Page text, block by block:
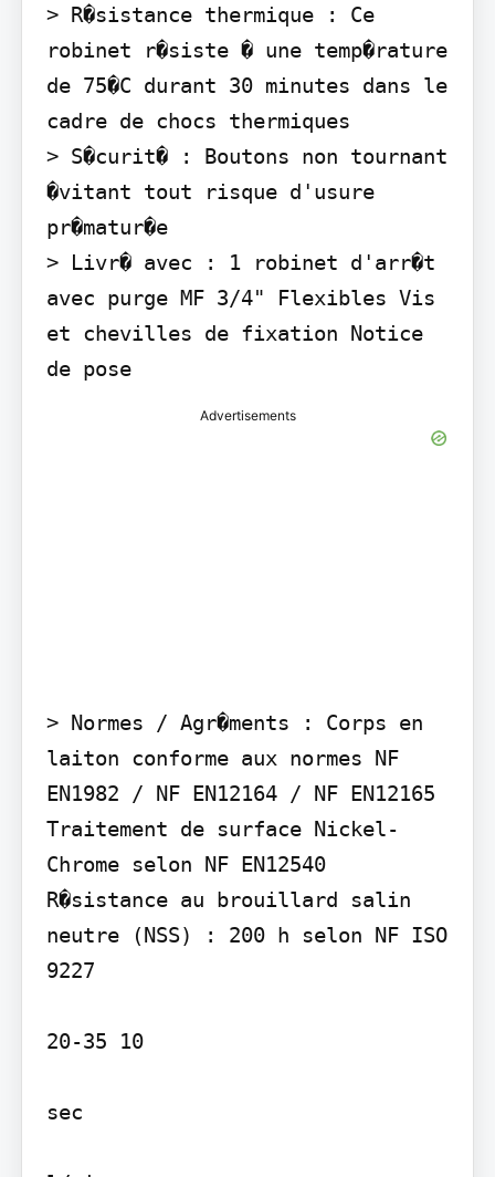
> R�sistance thermique : Ce
robinet r�siste � une temp�rature
de 75�C durant 30 minutes dans le
cadre de chocs thermiques
> S�curit� : Boutons non tournant
�vitant tout risque d'usure
pr�matur�e
> Livr� avec : 1 robinet d'arr�t
avec purge MF 3/4" Flexibles Vis
et chevilles de fixation Notice
de pose
Advertisements
> Normes / Agr�ments : Corps en
laiton conforme aux normes NF
EN1982 / NF EN12164 / NF EN12165
Traitement de surface Nickel-
Chrome selon NF EN12540
R�sistance au brouillard salin
neutre (NSS) : 200 h selon NF ISO
9227
20-35 10
sec